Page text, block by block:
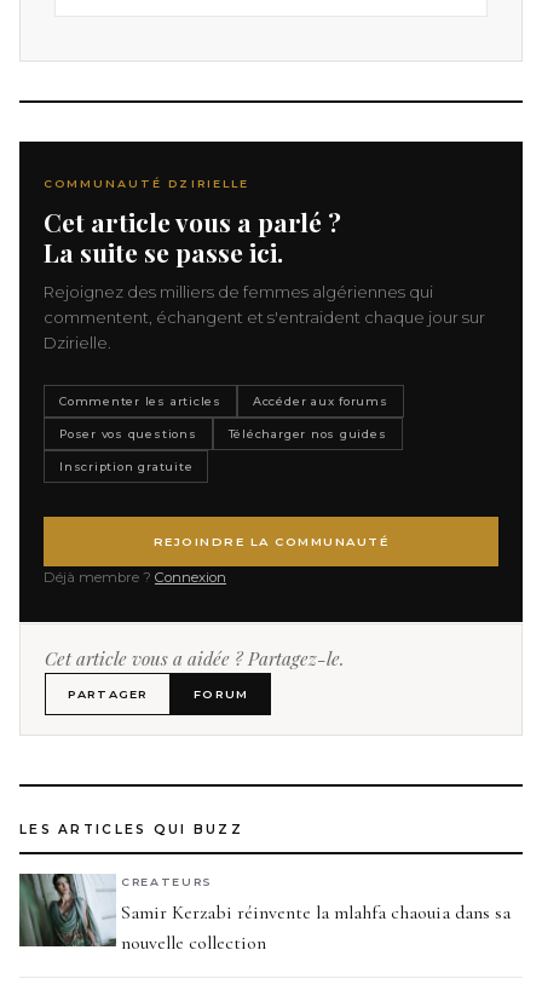
COMMUNAUTÉ DZIRIELLE
Cet article vous a parlé ?
La suite se passe ici.
Rejoignez des milliers de femmes algériennes qui
commentent, échangent et s'entraident chaque jour sur
Dzirielle.
Commenter les articles Accéder aux forums
Poser vos questions Télécharger nos guides
Inscription gratuite
REJOINDRE LA COMMUNAUTÉ
Déjà membre ? Connexion
Cet article vous a aidée ? Partagez-le.
PARTAGER FORUM
LES ARTICLES QUI BUZZ
CREATEURS
Samir Kerzabi réinvente la mlahfa chaouia dans sa
nouvelle collection